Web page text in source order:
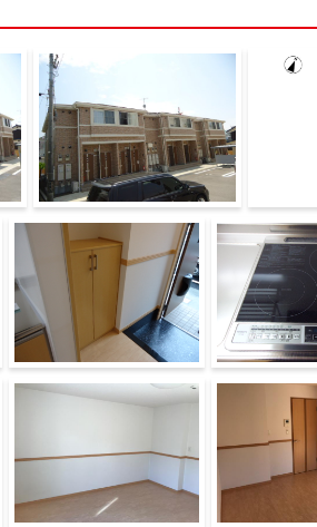
外観写真（昼） *
下駄箱 IHクッキング